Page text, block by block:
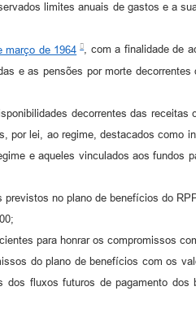
limites anuais de gastos e a
março de 1964
, com a finalidade de
e as pensões por morte decorrentes
decorrentes das receitas
por lei, ao regime, destacados como
e aqueles vinculados aos fundos
no plano de benefícios do
para honrar os compromissos
do plano de benefícios com os
fluxos futuros de pagamento dos